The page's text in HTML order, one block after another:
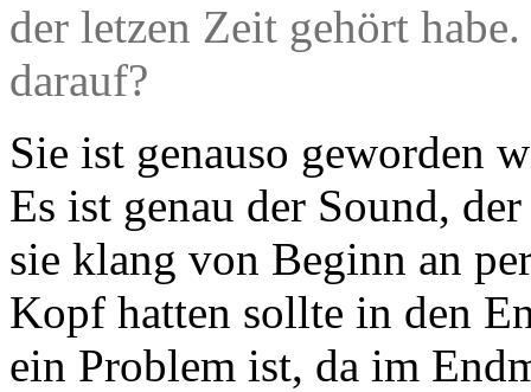
der letzen Zeit gehört
darauf?
Sie ist genauso geworden
Es ist genau der Sound,
sie klang von Beginn an
Kopf hatten sollte in den
ein Problem ist, da im